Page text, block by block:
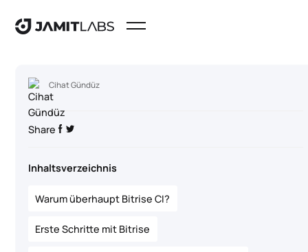
Cihat Gündüz
Share
Inhaltsverzeichnis
Warum überhaupt Bitrise CI?
Erste Schritte mit Bitrise